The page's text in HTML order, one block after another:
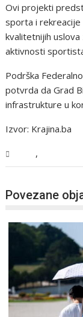
Ovi projekti
sporta i
kvalitetnijih
aktivnosti
Podrška
potvrda da Grad
infrastrukture u
Izvor: Krajina.ba
,
Povezane